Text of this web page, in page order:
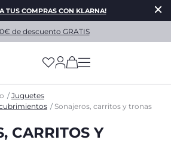
TUS COMPRAS CON KLARNA!
de descuento GRATIS
(has more options
Juguetes
Sonajeros, carritos y tronas
CARRITOS Y